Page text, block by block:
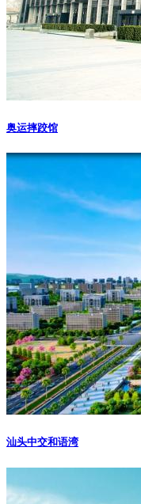
奥运摔跤馆
汕头中交和语湾